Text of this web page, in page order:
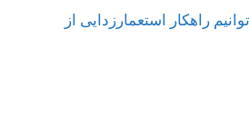
راهکار استعمارزدایی از